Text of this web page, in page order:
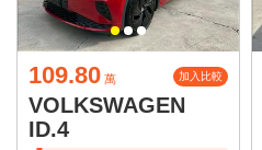
109.80 萬 加入比較
VOLKSWAGEN
ID.4